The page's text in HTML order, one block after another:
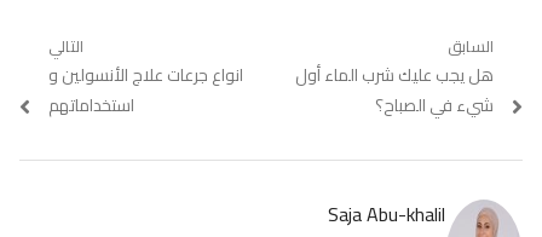
تصفّح
المقالات
السابق
Previous
post:
هل يجب عليك شرب الماء أول
شيء في الصباح؟
التالي
Next
انواع جرعات علاج الأنسولين و
استخداماتهم
Saja Abu-khalil